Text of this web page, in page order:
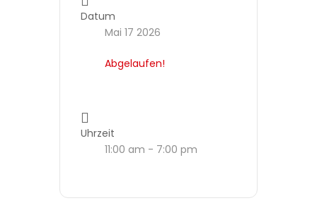
Datum
Mai 17 2026
Abgelaufen!
Uhrzeit
11:00 am - 7:00 pm